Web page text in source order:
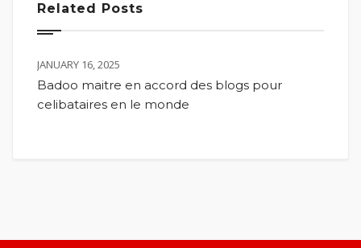
Related Posts
JANUARY 16, 2025
Badoo maitre en accord des blogs pour
celibataires en le monde